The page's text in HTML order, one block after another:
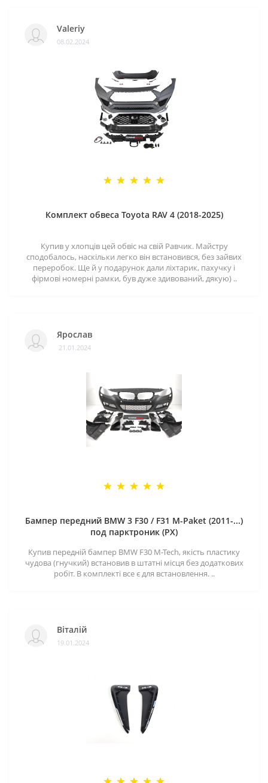
Valeriy
08.02.2024
Комплект обвеса Toyota RAV 4 (2018-2025)
Купив у хлопців цей обвіс на свій Равчик. Майстру
сподобалось, наскільки легко він встановився, без зайвих
переробок. Ще й у подарунок дали ліхтарик, пахучку і
фірмові номерні рамки, був дуже здивований, дякую) ..
Ярослав
21.01.2024
Бампер передний BMW 3 F30 / F31 M-Paket (2011-...)
под парктроник (PX)
Купив передній бампер BMW F30 M-Tech, якість пластику
чудова (гнучкий) встановив в штатні місця без додаткових
робіт. В комплекті все є для встановлення. ..
Віталій
19.01.2024